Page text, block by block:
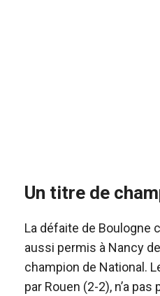
Un titre de
La défaite de Boulogne
aussi permis à Nancy
champion de National.
par Rouen (2-2), n’a